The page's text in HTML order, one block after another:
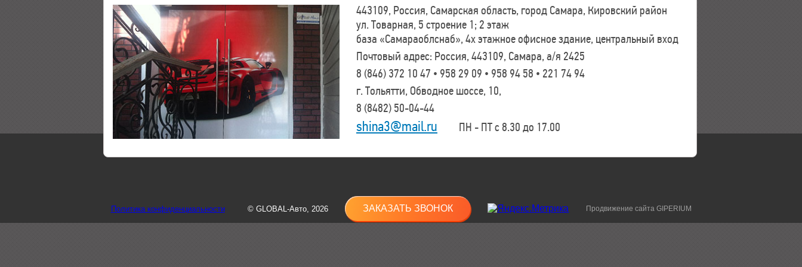
443109, Россия, Самарская область, город Самара, Кировский район
ул. Товарная, 5 строение 1; 2 этаж
база «Самараоблснаб», 4х этажное офисное здание, центральный вход
Почтовый адрес: Россия, 443109, Самара, а/я 2425
8 (846) 372 10 47 • 958 29 09 • 958 94 58 • 221 74 94
г. Тольятти, Обводное шоссе, 10,
8 (8482) 50-04-44
shina3@mail.ru ПН - ПТ с 8.30 до 17.00
Политика конфиденциальности © GLOBAL-Авто, 2026 ЗАКАЗАТЬ ЗВОНОК Продвижение сайта GIPERIUM